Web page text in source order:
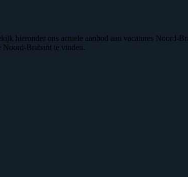
ons actuele aanbod aan vacatures Noord-
Noord-Brabant te vinden.